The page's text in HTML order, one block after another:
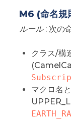
M6 (命名規
ルール: 次の
クラス/構
マクロ名と